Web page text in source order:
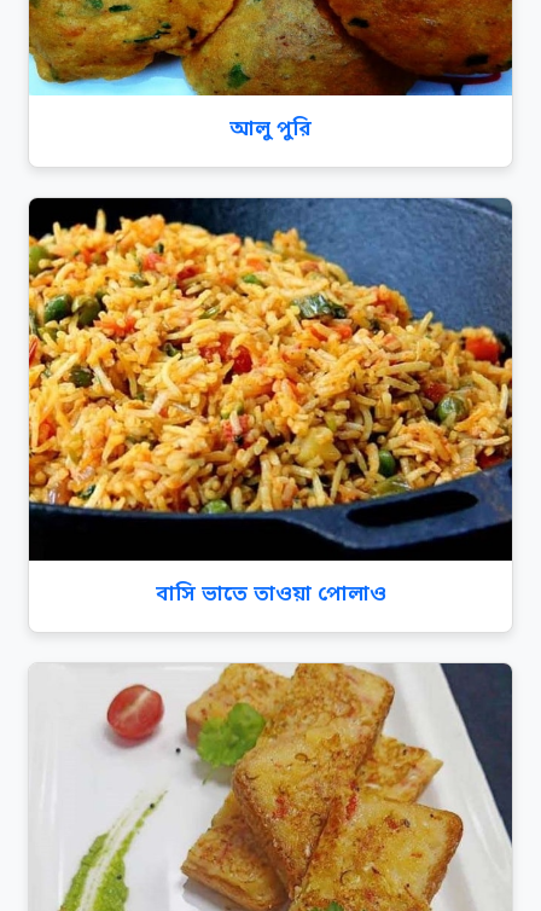
আলু পুরি
বাসি ভাতে তাওয়া পোলাও